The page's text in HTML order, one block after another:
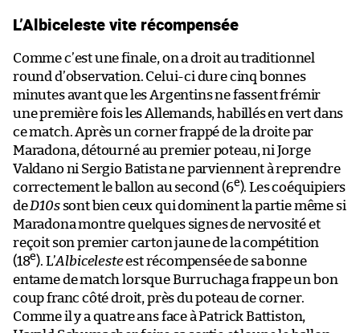
L’Albiceleste vite récompensée
Comme c’est une finale, on a droit au traditionnel
round d’observation. Celui-ci dure cinq bonnes
minutes avant que les Argentins ne fassent frémir
une première fois les Allemands, habillés en vert dans
ce match. Après un corner frappé de la droite par
Maradona, détourné au premier poteau, ni Jorge
Valdano ni Sergio Batista ne parviennent à reprendre
correctement le ballon au second (6e). Les coéquipiers
deD10ssont bien ceux qui dominent la partie même si
Maradona montre quelques signes de nervosité et
reçoit son premier carton jaune de la compétition
(18e). L’Albicelesteest récompensée de sa bonne
entame de match lorsque Burruchaga frappe un bon
coup franc côté droit, près du poteau de corner.
Comme il y a quatre ans face à Patrick Battiston,